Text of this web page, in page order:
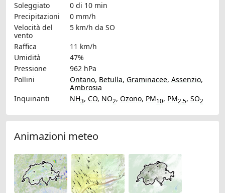
Soleggiato
0 di 10 min
Precipitazioni
0 mm/h
Velocità del
vento
5 km/h da SO
Raffica
11 km/h
Umidità
47%
Pressione
962 hPa
Pollini
Ontano, Betulla, Graminacee, Assenzio,
Ambrosia
Inquinanti
NH3, CO, NO2, Ozono, PM10, PM2.5, SO2
Animazioni meteo